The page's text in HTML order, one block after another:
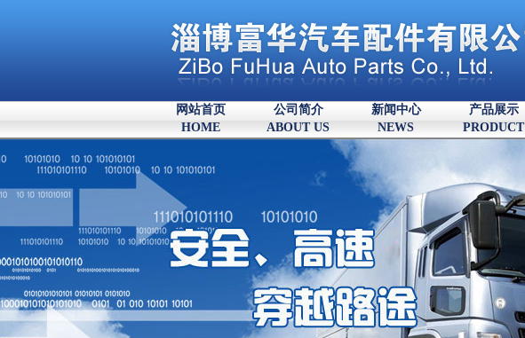
网站首页
HOME
公司简介
ABOUT US
新闻中心
NEWS
产品展示
PRODUCT